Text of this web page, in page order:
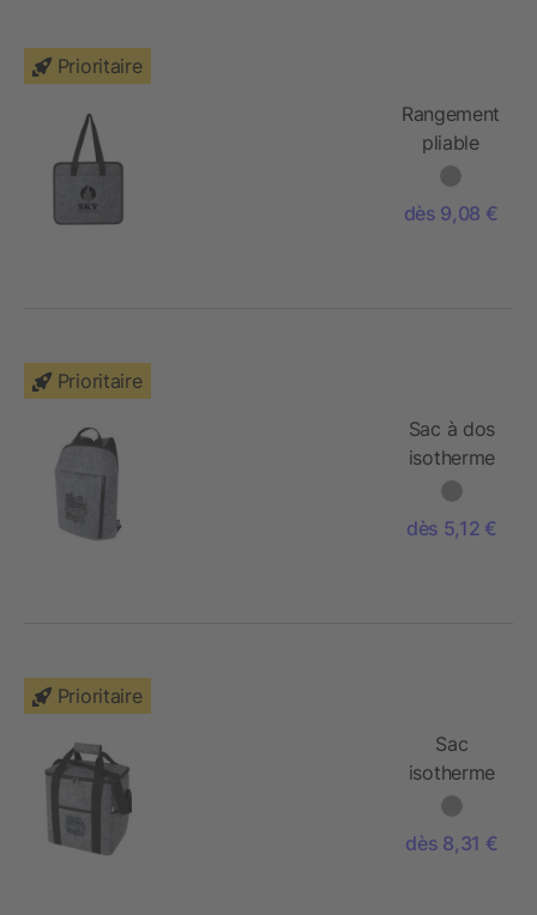
Prioritaire
Rangement
pliable
pour
Felta en
dès 9,08 €
Prioritaire
Sac à dos
isotherme
Felta GRS
en feutrine
recyclée
dès 5,12 €
Prioritaire
Sac
isotherme
Felta en
feutrine
recyclée
dès 8,31 €